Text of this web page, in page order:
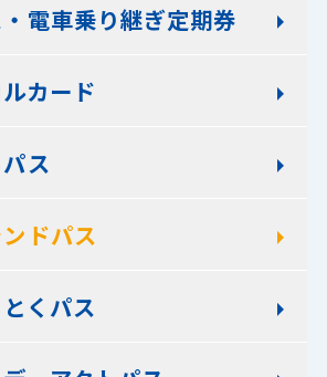
電車乗り継ぎ定期券
カード
ス
ドパス
くパス